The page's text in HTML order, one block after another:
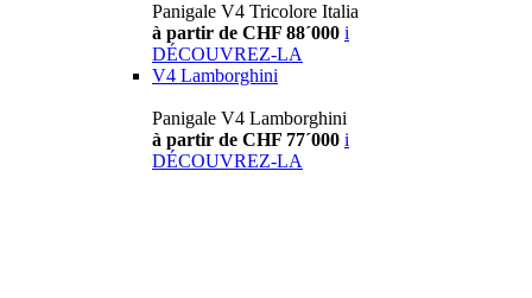
Panigale V4 Tricolore Italia
à partir de CHF 88´000 i
DÉCOUVREZ-LA
V4 Lamborghini
Panigale V4 Lamborghini
à partir de CHF 77´000 i
DÉCOUVREZ-LA